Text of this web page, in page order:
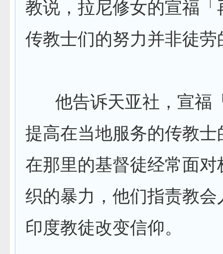
教说，拉尼修女的宣福「
传教士们的努力并非徒劳
他告诉天亚社，宣福
提高在当地服务的传教士
在那里的基督徒经常面对
织的暴力，他们指责教会
印度教徒改变信仰。